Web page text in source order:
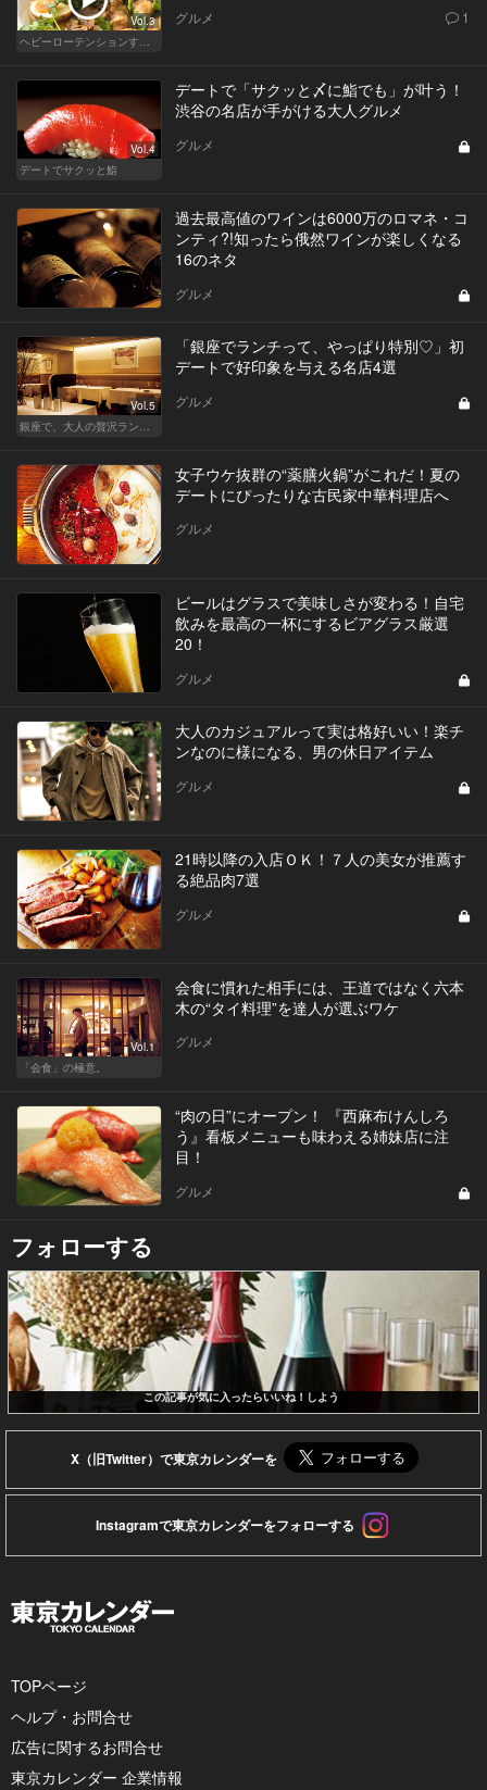
Vol.3
グルメ 1
Vol.4
デートでサクッと鮨
デートで「サクッと〆に鮨でも」が叶う！
渋谷の名店が手がける大人グルメ
グルメ
過去最高値のワインは6000万のロマネ・コ
ンティ?!知ったら俄然ワインが楽しくなる
16のネタ
グルメ
Vol.5
「銀座でランチって、やっぱり特別♡」初
デートで好印象を与える名店4選
グルメ
女子ウケ抜群の“薬膳火鍋”がこれだ！夏の
デートにぴったりな古民家中華料理店へ
グルメ
ビールはグラスで美味しさが変わる！自宅
飲みを最高の一杯にするビアグラス厳選
20！
グルメ
大人のカジュアルって実は格好いい！楽チ
ンなのに様になる、男の休日アイテム
グルメ
21時以降の入店ＯＫ！７人の美女が推薦す
る絶品肉7選
グルメ
Vol.1
「会食」の極意。
会食に慣れた相手には、王道ではなく六本
木の“タイ料理”を達人が選ぶワケ
グルメ
“肉の日”にオープン！ 『西麻布けんしろ
う』看板メニューも味わえる姉妹店に注
目！
グルメ
フォローする
この記事が気に入ったらいいね！しよう
X（旧Twitter）で東京カレンダーを
Instagramで東京カレンダーをフォローする
TOPページ
ヘルプ・お問合せ
広告に関するお問合せ
東京カレンダー 企業情報